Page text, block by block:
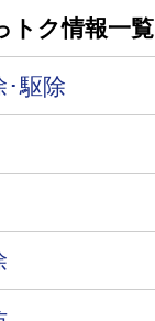
トク情報一覧
･駆除